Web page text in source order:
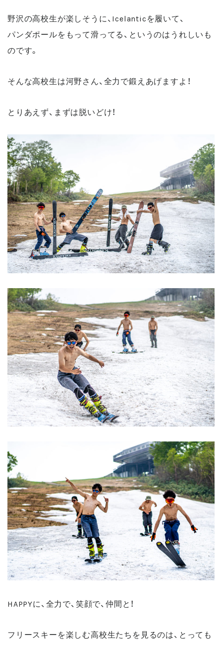
野沢の高校生が楽しそうに、Icelanticを履いて、
パンダポールをもって滑ってる、というのはうれしいも
のです。
そんな高校生は河野さん、全力で鍛えあげますよ！
とりあえず、まずは脱いどけ！
HAPPYに、全力で、笑顔で、仲間と！
フリースキーを楽しむ高校生たちを見るのは、とっても